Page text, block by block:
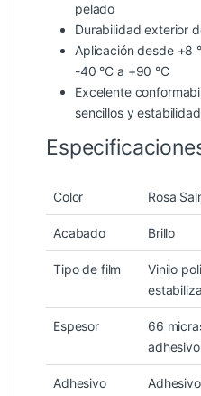
pelado
Durabilidad exterior
Aplicación desde +8
-40 °C a +90 °C
Excelente
sencillos y
Color Rosa
Acabado Brillo
Tipo de film
Vinilo
Espesor
66
adhesivo
Adhesivo